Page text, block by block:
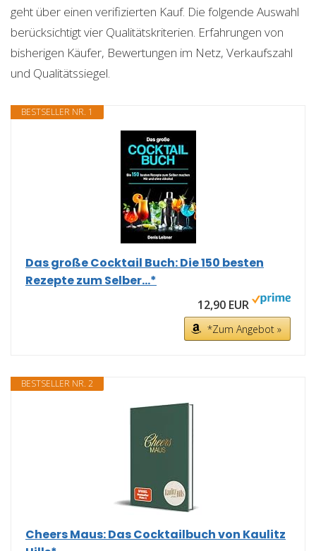
geht über einen verifizierten Kauf. Die folgende Auswahl
berücksichtigt vier Qualitätskriterien. Erfahrungen von
bisherigen Käufer, Bewertungen im Netz, Verkaufszahl
und Qualitätssiegel.
BESTSELLER NR. 1
Das große Cocktail Buch: Die 150 besten
Rezepte zum Selber...*
12,90 EUR
*Zum Angebot »
BESTSELLER NR. 2
Cheers Maus: Das Cocktailbuch von Kaulitz